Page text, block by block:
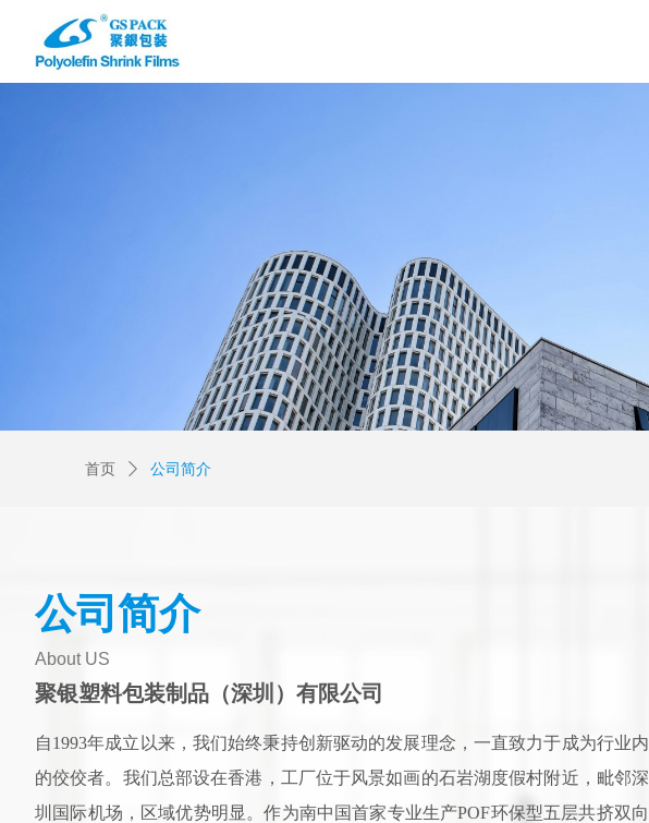
聚银塑料包装制品（深圳）有限公司
自1993年成立以来，我们始终秉持创新驱动的发展理念，一直致力于成为行业内
的佼佼者。我们总部设在香港，工厂位于风景如画的石岩湖度假村附近，毗邻深
圳国际机场，区域优势明显。作为南中国首家专业生产POF环保型五层共挤双向
公司简介
About US
首页 ꄲ 公司简介